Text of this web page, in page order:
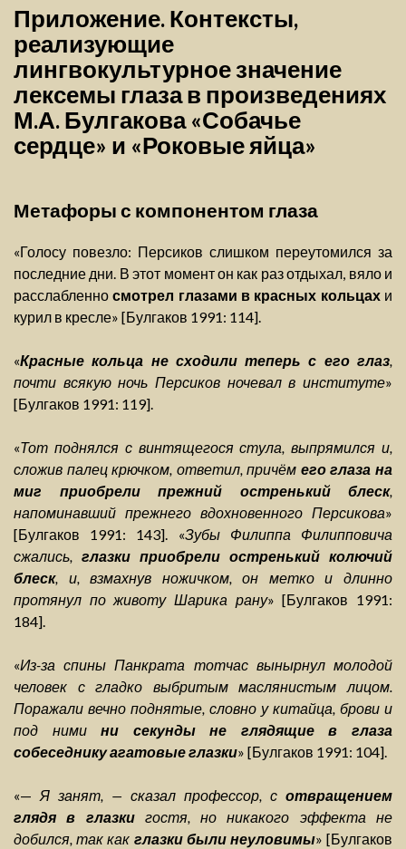
Приложение. Контексты,
реализующие
лингвокультурное значение
лексемы глаза в произведениях
М.А. Булгакова «Собачье
сердце» и «Роковые яйца»
Метафоры с компонентом глаза
«Голосу повезло: Персиков слишком переутомился за
последние дни. В этот момент он как раз отдыхал, вяло и
расслабленносмотрел глазами в красных кольцахи
курил в кресле» [Булгаков 1991: 114].
«Красные кольца не сходили теперь с его глаз
почти всякую ночь Персиков ночевал в институте»
[Булгаков 1991: 119].
«Тот поднялся с винтящегося стула, выпрямился и,
сложив палец крючком, ответил, причём его глаза на
миг приобрели прежний остренький блеск,
напоминавший прежнего вдохновенного Персикова»
[Булгаков 1991: 143]. «Зубы Филиппа Филипповича
сжались, глазки приобрели остренький колючий
блеск, и, взмахнув ножичком, он метко и длинно
протянул по животу Шарика рану» [Булгаков 1991:
184].
«Из-за спины Панкрата тотчас вынырнул молодой
человек с гладко выбритым маслянистым лицом.
Поражали вечно поднятые, словно у китайца, брови и
под нимини секунды не глядящие в глаза
собеседнику агатовые глазки» [Булгаков 1991: 104].
«— Я занят, — сказал профессор, с отвращением
глядя в глазкигостя, но никакого эффекта не
добился, так как глазки были неуловимы» [Булгаков